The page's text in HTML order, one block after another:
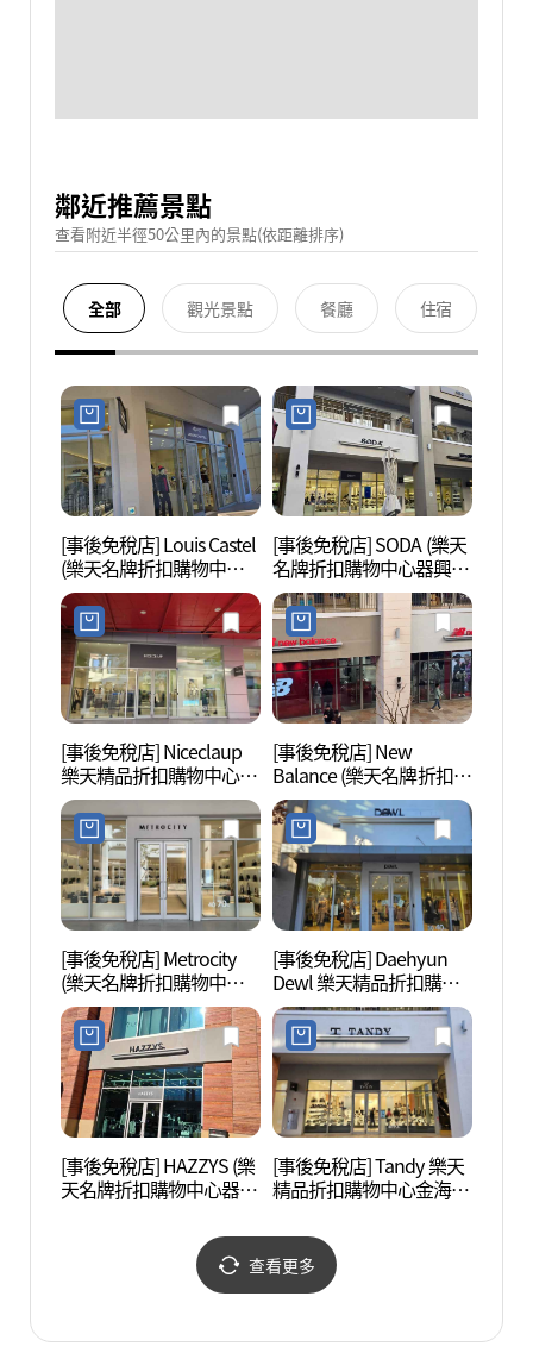
鄰近推薦景點
查看附近半徑50公里內的景點(依距離排序)
全部 觀光景點 餐廳 住宿
[事後免稅店] Louis Castel
(樂天名牌折扣購物中心
器興店)(루이까스텔 롯데
프리미엄아울렛 김해점)
[事後免稅店] SODA (樂天
名牌折扣購物中心器興
店)(소다 롯데프리미엄아
울렛 김해점)
[事後免稅店] Niceclaup
樂天精品折扣購物中心金
海店(나이스클랍 롯데프
리미엄아울렛 김해점)
[事後免稅店] New
Balance (樂天名牌折扣購
物中心器興店)(뉴발란스
롯데프리미엄아울렛 김
해점)
[事後免稅店] Metrocity
(樂天名牌折扣購物中心
器興店)(메트로시티 롯데
프리미엄아울렛 김해점)
[事後免稅店] Daehyun
Dewl 樂天精品折扣購物
中心金海店(듀엘 롯데프
리미엄아울렛 김해점)
[事後免稅店] HAZZYS (樂
天名牌折扣購物中心器興
[事後免稅店] Tandy 樂天
精品折扣購物中心金海店
렛 김해점)
查看更多